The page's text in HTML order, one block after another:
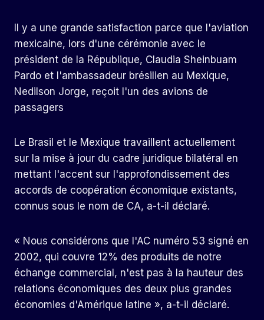
Il y a une grande satisfaction parce que l'aviation
mexicaine, lors d'une cérémonie avec le
président de la République, Claudia Sheinbuam
Pardo et l'ambassadeur brésilien au Mexique,
Nedilson Jorge, reçoit l'un des avions de
passagers
Le Brasil et le Mexique travaillent actuellement
sur la mise à jour du cadre juridique bilatéral en
mettant l'accent sur l'approfondissement des
accords de coopération économique existants,
connus sous le nom de CA, a-t-il déclaré.
« Nous considérons que l'AC numéro 53 signé en
2002, qui couvre 12% des produits de notre
échange commercial, n'est pas à la hauteur des
relations économiques des deux plus grandes
économies d'Amérique latine », a-t-il déclaré.